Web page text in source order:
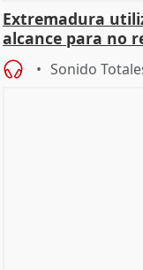
Extremadura
alcance para no
Sonido